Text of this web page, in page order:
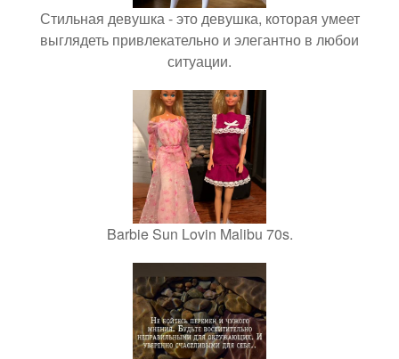
Стильная девушка - это девушка, которая умеет
выглядеть привлекательно и элегантно в любои
ситуации.
Barbie Sun Lovin Malibu 70s.